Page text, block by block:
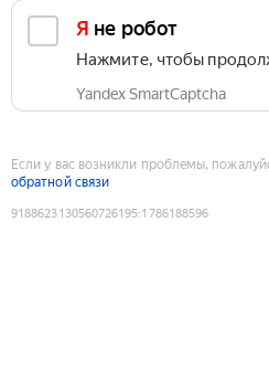
Я не робот
Нажмите, чтобы
Yandex SmartCaptcha
Если у вас возникли проблемы,
обратной связи
9188623130560726195:1786188596